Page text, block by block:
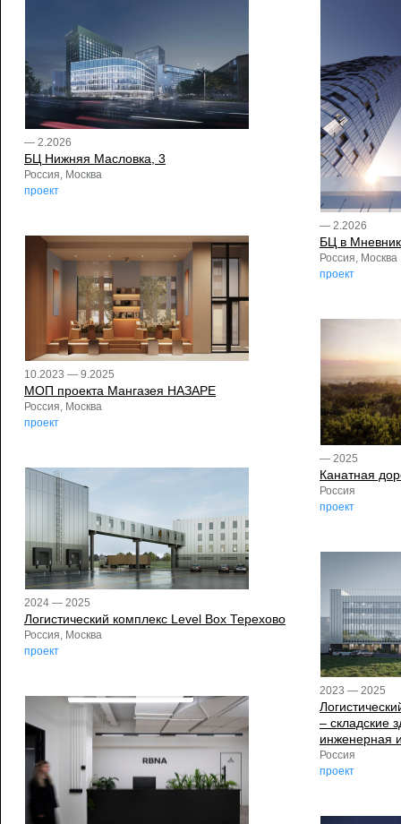
— 2.2026
БЦ в
Россия, Москва
проект
— 2.2026
БЦ Нижняя Масловка, 3
Россия, Москва
проект
10.2023 — 9.2025
МОП проекта Мангазея НАЗАРЕ
Россия, Москва
проект
— 2025
Канатная
Россия
проект
2024 — 2025
Логистический комплекс Level Box Терехово
Россия, Москва
проект
2023 — 2025
–
инженерная
Россия
проект